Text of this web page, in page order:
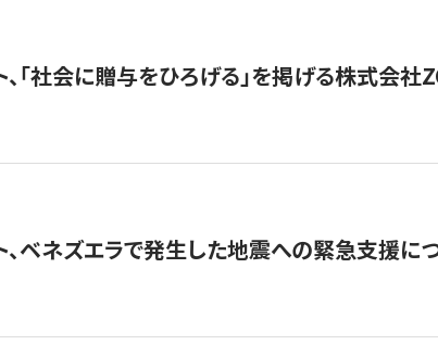
、「社会に贈与をひろげる」を掲げる株式会
、ベネズエラで発生した地震への緊急支援に